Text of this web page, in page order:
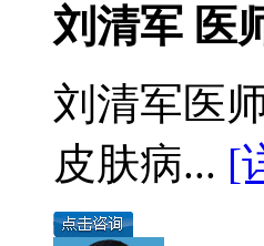
刘清军 医
刘清军医
皮肤病... [